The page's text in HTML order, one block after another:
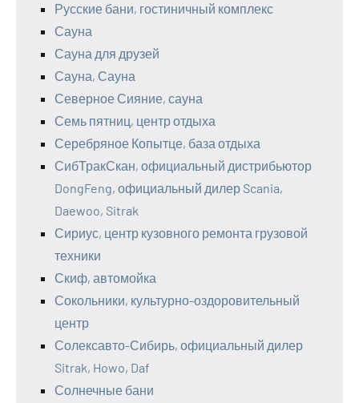
Русские бани, гостиничный комплекс
Сауна
Сауна для друзей
Сауна, Сауна
Северное Сияние, сауна
Семь пятниц, центр отдыха
Серебряное Копытце, база отдыха
СибТракСкан, официальный дистрибьютор
DongFeng, официальный дилер Scania,
Daewoo, Sitrak
Сириус, центр кузовного ремонта грузовой
техники
Скиф, автомойка
Сокольники, культурно-оздоровительный
центр
Солексавто-Сибирь, официальный дилер
Sitrak, Howo, Daf
Солнечные бани